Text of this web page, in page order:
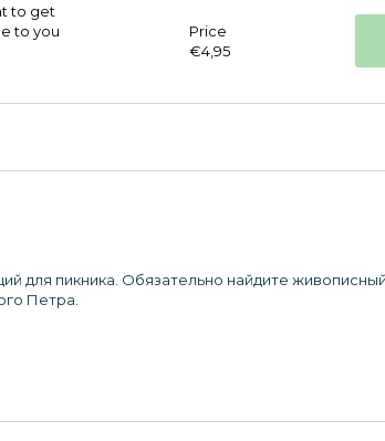
to get
to you
Price
€4,95
для пикника. Обязательно найдите
Петра.